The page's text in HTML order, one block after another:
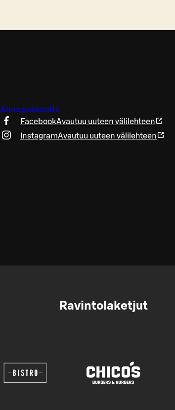
Anna palautetta
FacebookAvautuu uuteen välilehteen
InstagramAvautuu uuteen välilehteen
Ravintolaketjut